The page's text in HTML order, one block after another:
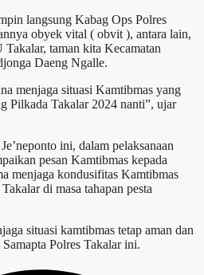
langsung Kabag Ops Polres
obyek vital ( obvit ), antara lain,
taman kita Kecamatan
Daeng Ngalle.
menjaga situasi Kamtibmas yang
Pilkada Takalar 2024 nanti”, ujar
ini, dalam pelaksanaan
pesan Kamtibmas kepada
menjaga kondusifitas Kamtibmas
di masa tahapan pesta
situasi kamtibmas tetap aman dan
Polres Takalar ini.